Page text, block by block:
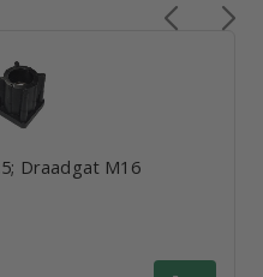
Draadgat M16